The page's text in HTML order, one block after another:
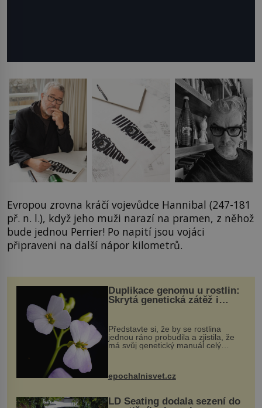
Evropou zrovna kráčí vojevůdce Hannibal (247-181
př. n. l.), když jeho muži narazí na pramen, z něhož
bude jednou Perrier! Po napití jsou vojáci
připraveni na další nápor kilometrů.
Duplikace genomu u rostlin:
Skrytá genetická zátěž i
Představte si, že by se rostlina
jednou ráno probudila a zjistila, že
má svůj genetický manuál celý
vstupenka...
epochalnisvet.cz
LD Seating dodala sezení do